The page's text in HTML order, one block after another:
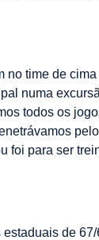
time de
numa
todos os
foi para ser
de 67/